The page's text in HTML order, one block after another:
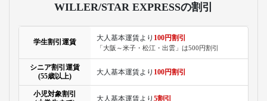
WILLER/STAR EXPRESSの割引
学生割引運賃
大人基本運賃より 100円割引
「大阪～米子・松江・出雲」は500円割引
シニア割引運賃
(55歳以上)
大人基本運賃より 100円割引
小児対象割引
大人基本運賃より 5割引